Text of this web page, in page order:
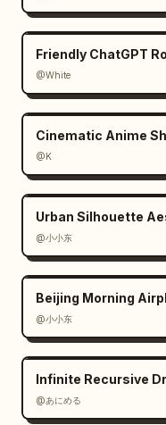
Friendly ChatGPT
@White
Cinematic Anime
@K
Urban Silhouette
@小小东
Beijing Morning
@小小东
Infinite Recursive
@あにめる